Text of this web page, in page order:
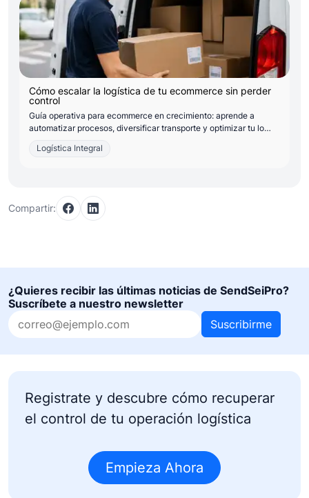
Cómo escalar la logística de tu ecommerce sin perder
control
Guía operativa para ecommerce en crecimiento: aprende a
automatizar procesos, diversificar transporte y optimizar tu lo…
Logística Integral
Compartir:
¿Quieres recibir las últimas noticias de SendSeiPro?
Suscríbete a nuestro newsletter
Suscribirme
Registrate y descubre cómo recuperar
el control de tu operación logística
Empieza Ahora